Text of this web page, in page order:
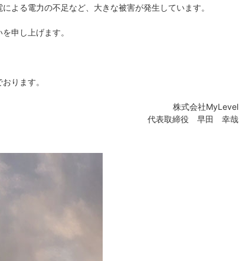
よる電力の不足など、大きな被害が発生しています。
申し上げます。
ります。
株式会社MyLevel
代表取締役 早田 幸哉